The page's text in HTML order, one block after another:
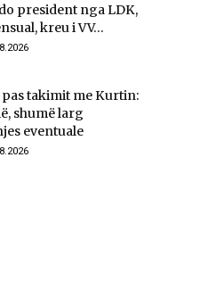
president nga LDK,
kreu i VV...
takimit me Kurtin:
shumë larg
eventuale